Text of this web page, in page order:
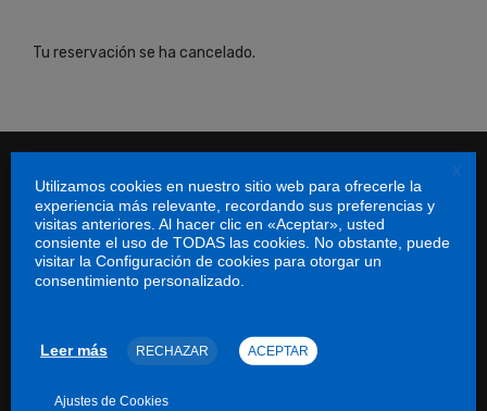
Tu reservación se ha cancelado.
Tel: +34 639 65 59 46
Email: info@cortijoelalamo.com
Paraje Hoya del Serval
04830 – Vélez Blanco.
X
Utilizamos cookies en nuestro sitio web para ofrecerle la
experiencia más relevante, recordando sus preferencias y
visitas anteriores. Al hacer clic en «Aceptar», usted
consiente el uso de TODAS las cookies. No obstante, puede
visitar la Configuración de cookies para otorgar un
consentimiento personalizado.
Leer más RECHAZAR ACEPTAR
Ajustes de Cookies